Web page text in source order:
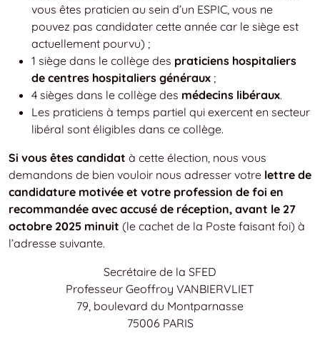
vous êtes praticien au sein d’un ESPIC, vous ne
pouvez pas candidater cette année car le siège est
actuellement pourvu) ;
1 siège dans le collège des praticiens hospitaliers
de centres hospitaliers généraux ;
4 sièges dans le collège des médecins libéraux.
Les praticiens à temps partiel qui exercent en secteur
libéral sont éligibles dans ce collège.
Si vous êtes candidat à cette élection, nous vous
demandons de bien vouloir nous adresser votre lettre de
candidature motivée et votre profession de foi en
recommandée avec accusé de réception, avant le 27
octobre 2025 minuit (le cachet de la Poste faisant foi) à
l’adresse suivante.
Secrétaire de la SFED
Professeur Geoffroy VANBIERVLIET
79, boulevard du Montparnasse
75006 PARIS